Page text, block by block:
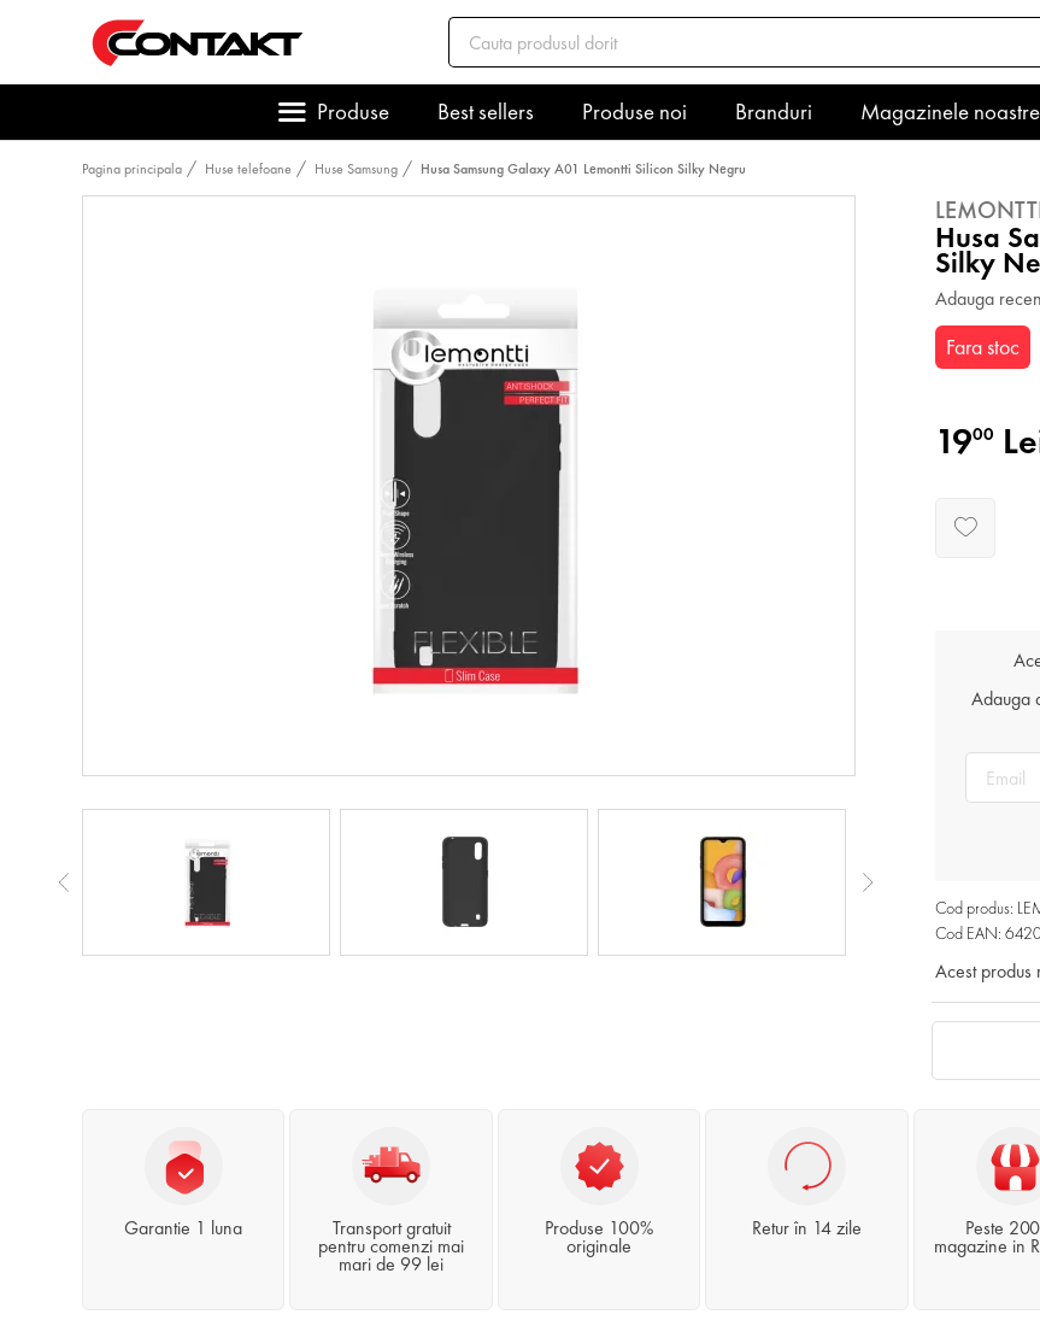
Produse Best sellers Produse noi Branduri Magazinele noastre
Pagina principala Huse telefoane Huse Samsung Husa Samsung Galaxy A01 Lemontti Silicon Silky Negru
Husa
Silky
Adauga
Fara stoc
1900
Adauga
Cod produs:
Cod EAN:
Acest produs
Garantie 1 luna Transport gratuit
pentru comenzi mai
mari de 99 lei
Produse 100%
originale
Retur în 14 zile Peste
magazine in